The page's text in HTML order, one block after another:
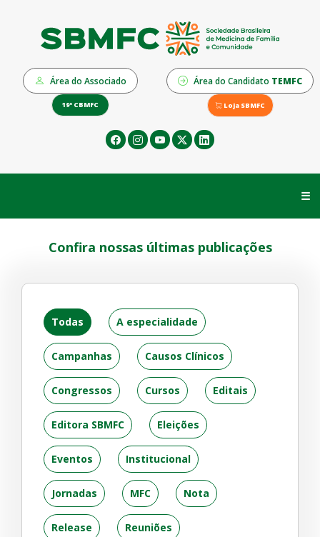
Área do Associado Área do Candidato TEMFC
19º CBMFC Loja SBMFC
☰
Confira nossas últimas publicações
Todas A especialidade
Campanhas Causos Clínicos
Congressos Cursos Editais
Editora SBMFC Eleições
Eventos Institucional
Jornadas MFC Nota
Release Reuniões